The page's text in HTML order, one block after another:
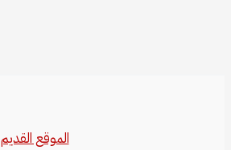
الموقع القديم